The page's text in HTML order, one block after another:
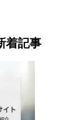
着記事